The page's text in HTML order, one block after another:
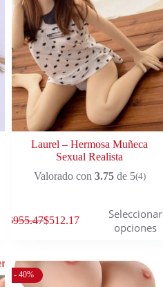
Laurel – Hermosa Muñeca
Sexual Realista
Valorado con 3.75de 5(4)
$955.47$512.17
Seleccionar
opciones
- 40%